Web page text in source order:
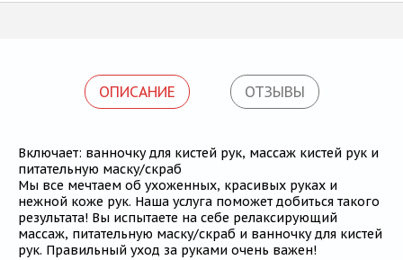
ОПИСАНИЕ ОТЗЫВЫ
Включает: ванночку для кистей рук, массаж кистей рук и
питательную маску/скраб
Мы все мечтаем об ухоженных, красивых руках и
нежной коже рук. Наша услуга поможет добиться такого
результата! Вы испытаете на себе релаксирующий
массаж, питательную маску/скраб и ванночку для кистей
рук. Правильный уход за руками очень важен!